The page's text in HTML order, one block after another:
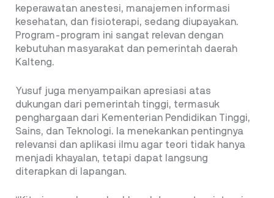
keperawatan anestesi, manajemen informasi
kesehatan, dan fisioterapi, sedang diupayakan.
Program-program ini sangat relevan dengan
kebutuhan masyarakat dan pemerintah daerah
Kalteng.
Yusuf juga menyampaikan apresiasi atas
dukungan dari pemerintah tinggi, termasuk
penghargaan dari Kementerian Pendidikan Tinggi,
Sains, dan Teknologi. Ia menekankan pentingnya
relevansi dan aplikasi ilmu agar teori tidak hanya
menjadi khayalan, tetapi dapat langsung
diterapkan di lapangan.